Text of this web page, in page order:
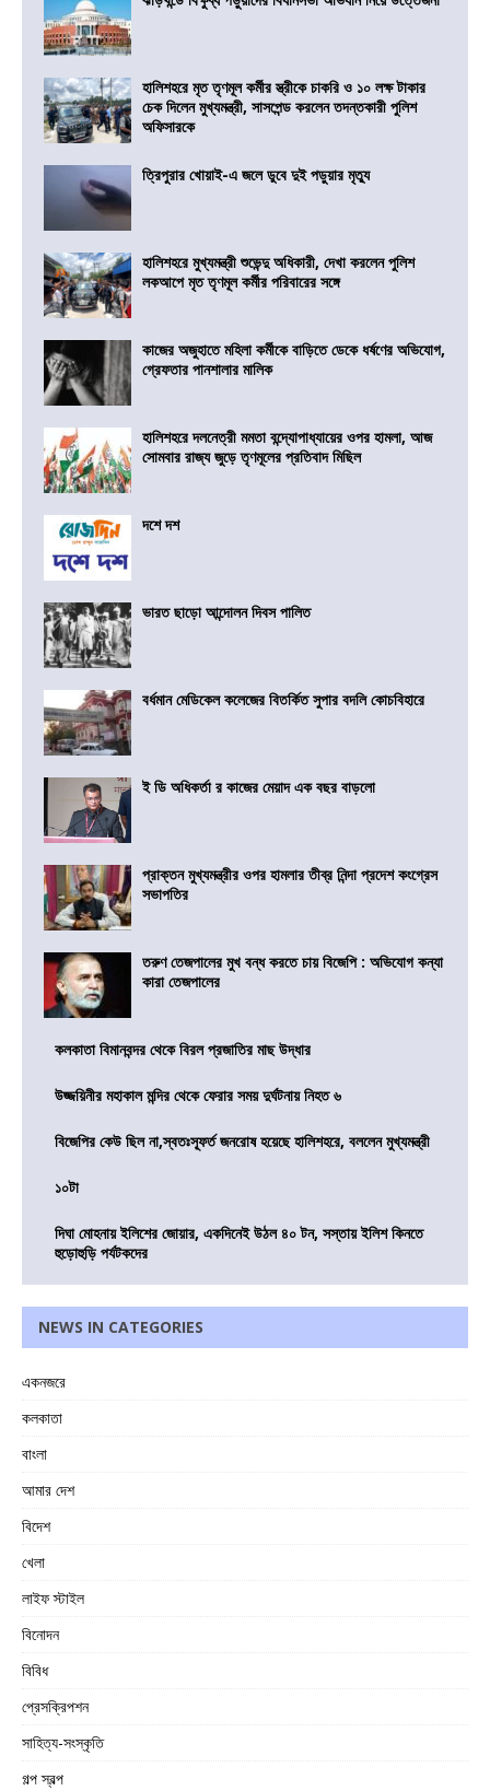
হালিশহরে মৃত তৃণমূল কর্মীর স্ত্রীকে চাকরি ও ১০ লক্ষ টাকার
চেক দিলেন মুখ্যমন্ত্রী, সাসপেন্ড করলেন তদন্তকারী পুলিশ
অফিসারকে
ত্রিপুরার খোয়াই-এ জলে ডুবে দুই পড়ুয়ার মৃত্যু
হালিশহরে মুখ্যমন্ত্রী শুভেন্দু অধিকারী, দেখা করলেন পুলিশ
লকআপে মৃত তৃণমূল কর্মীর পরিবারের সঙ্গে
কাজের অজুহাতে মহিলা কর্মীকে বাড়িতে ডেকে ধর্ষণের অভিযোগ,
গ্রেফতার পানশালার মালিক
হালিশহরে দলনেত্রী মমতা বন্দ্যোপাধ্যায়ের ওপর হামলা, আজ
সোমবার রাজ্য জুড়ে তৃণমূলের প্রতিবাদ মিছিল
দশে দশ
ভারত ছাড়ো আন্দোলন দিবস পালিত
বর্ধমান মেডিকেল কলেজের বিতর্কিত সুপার বদলি কোচবিহারে
ই ডি অধিকর্তা র কাজের মেয়াদ এক বছর বাড়লো
প্রাক্তন মুখ্যমন্ত্রীর ওপর হামলার তীব্র নিন্দা প্রদেশ কংগ্রেস
সভাপতির
তরুণ তেজপালের মুখ বন্ধ করতে চায় বিজেপি : অভিযোগ কন্যা
কারা তেজপালের
কলকাতা বিমানবন্দর থেকে বিরল প্রজাতির মাছ উদ্ধার
উজ্জয়িনীর মহাকাল মন্দির থেকে ফেরার সময় দুর্ঘটনায় নিহত ৬
বিজেপির কেউ ছিল না,স্বতঃস্ফূর্ত জনরোষ হয়েছে হালিশহরে, বললেন মুখ্যমন্ত্রী
১০টা
দিঘা মোহনায় ইলিশের জোয়ার, একদিনেই উঠল ৪০ টন, সস্তায় ইলিশ কিনতে
হুড়োহুড়ি পর্যটকদের
NEWS IN CATEGORIES
একনজরে
কলকাতা
বাংলা
আমার দেশ
বিদেশ
খেলা
লাইফ স্টাইল
বিনোদন
বিবিধ
প্রেসক্রিপশন
সাহিত্য-সংস্কৃতি
গল্প স্বল্প